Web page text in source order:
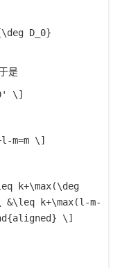
D_0}
是
\]
m=m \]
k+\max(\deg
&\leq k+\max(l-m-
\]